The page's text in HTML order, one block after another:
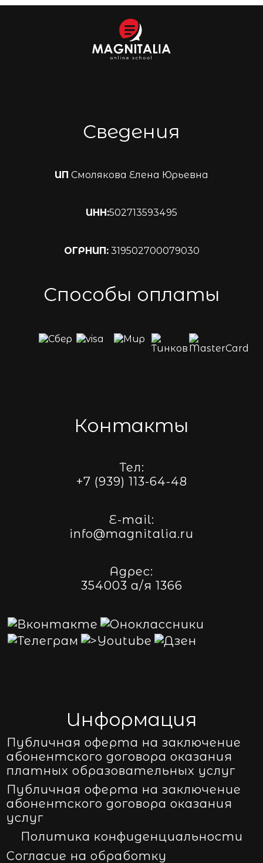
Сведения
ИП Смолякова Елена Юрьевна
ИНН:502713593495
ОГРНИП:319502700079030
Способы оплаты
Контакты
Тел:
+7 (939) 113-64-48
E-mail:
info@magnitalia.ru
Адрес:
354003 а/я 1366
Информация
Публичная оферта на заключение
абонентского договора оказания
платных образовательных услуг
Публичная оферта на заключение
абонентского договора оказания
услуг
Политика конфиденциальности
Согласие на обработку